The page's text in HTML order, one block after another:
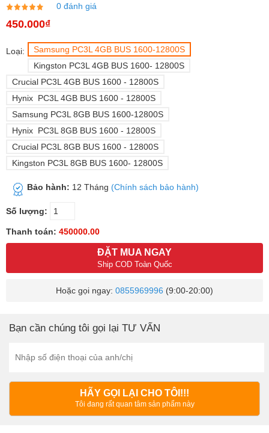
0 đánh giá
450.000₫
Loại:
Samsung PC3L 4GB BUS 1600-12800S
Kingston PC3L 4GB BUS 1600- 12800S
Crucial PC3L 4GB BUS 1600 - 12800S
Hynix PC3L 4GB BUS 1600 - 12800S
Samsung PC3L 8GB BUS 1600-12800S
Hynix PC3L 8GB BUS 1600 - 12800S
Crucial PC3L 8GB BUS 1600 - 12800S
Kingston PC3L 8GB BUS 1600- 12800S
Bảo hành: 12 Tháng (Chính sách bảo hành)
Số lượng:
Thanh toán: 450000.00
ĐẶT MUA NGAY
Ship COD Toàn Quốc
Hoặc gọi ngay: 0855969996 (9:00-20:00)
Bạn cần chúng tôi gọi lại TƯ VẤN
HÃY GỌI LẠI CHO TÔI!!!
Tôi đang rất quan tâm sản phẩm này